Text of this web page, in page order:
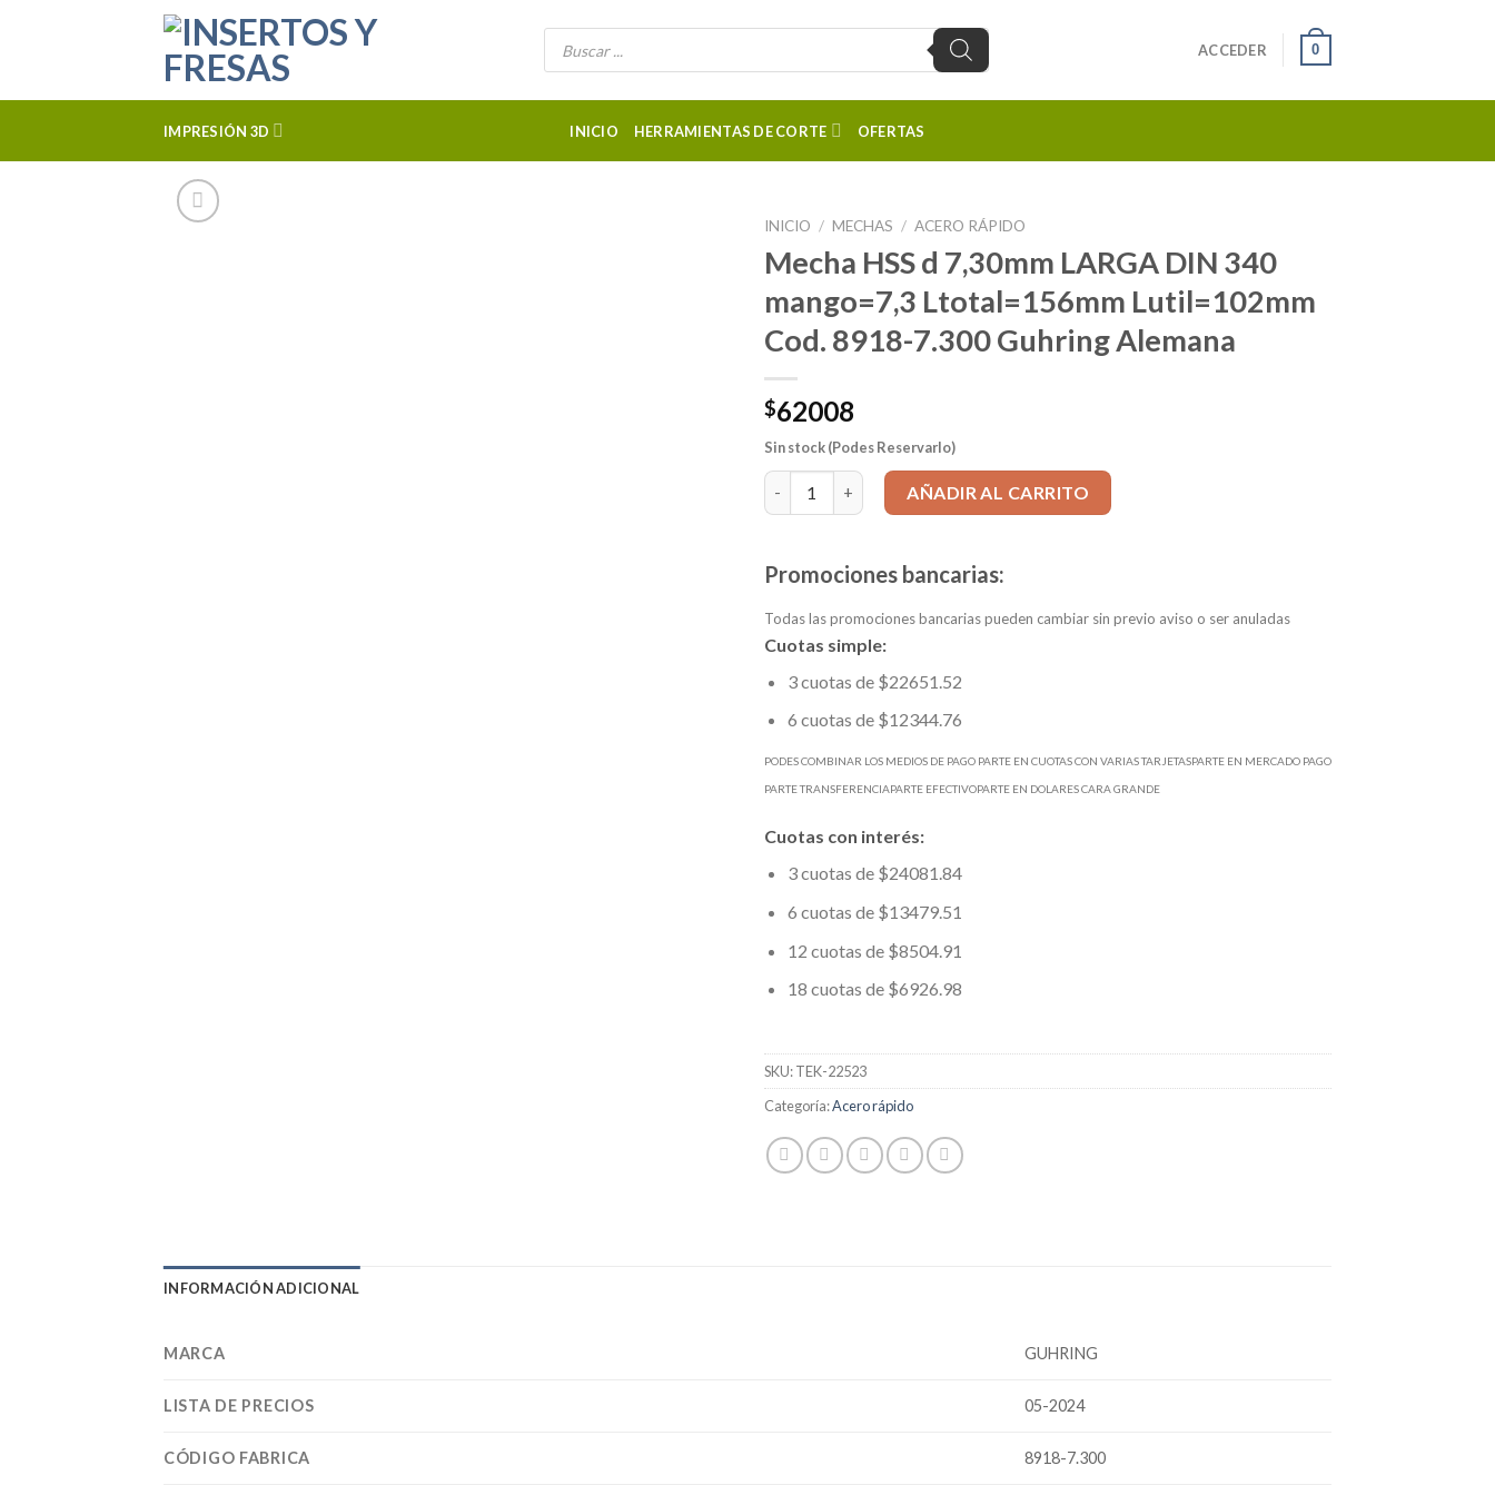
Búsqueda
ACCEDER 0
IMPRESIÓN 3D INICIO HERRAMIENTAS DE CORTE OFERTAS
INICIO / MECHAS / ACERO RÁPIDO
Mecha HSS d 7,30mm LARGA DIN 340
mango=7,3 Ltotal=156mm Lutil=102mm
Cod. 8918-7.300 Guhring Alemana
$62008
Sin stock (Podes Reservarlo)
Mecha HSS d 7,30mm LARGA DIN 340 mango=7,3 Ltotal=156mm Lutil=102mm Cod. 8918-7.300
AÑADIR AL CARRITO
Promociones bancarias:
Todas las promociones bancarias pueden cambiar sin previo aviso o ser anuladas
Cuotas simple:
3 cuotas de $22651.52
6 cuotas de $12344.76
PODES COMBINAR LOS MEDIOS DE PAGO PARTE EN CUOTAS CON VARIAS TARJETASPARTE EN MERCADO PAGO
PARTE TRANSFERENCIAPARTE EFECTIVOPARTE EN DOLARES CARA GRANDE
Cuotas con interés:
3 cuotas de $24081.84
6 cuotas de $13479.51
12 cuotas de $8504.91
18 cuotas de $6926.98
SKU:TEK-22523
Categoría:Acero rápido
INFORMACIÓN ADICIONAL
MARCA GUHRING
LISTA DE PRECIOS 05-2024
CÓDIGO FABRICA 8918-7.300